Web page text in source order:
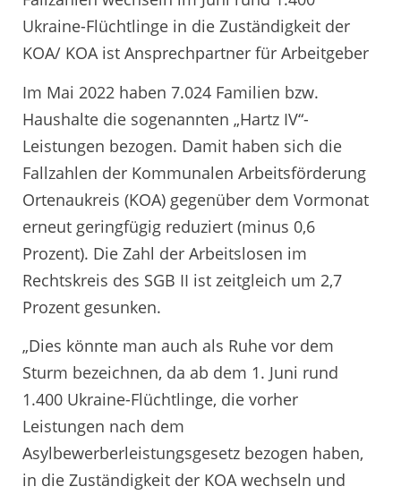
Ukraine-Flüchtlinge in die Zuständigkeit der
KOA/ KOA ist Ansprechpartner für Arbeitgeber
Im Mai 2022 haben 7.024 Familien bzw.
Haushalte die sogenannten „Hartz IV“-
Leistungen bezogen. Damit haben sich die
Fallzahlen der Kommunalen Arbeitsförderung
Ortenaukreis (KOA) gegenüber dem Vormonat
erneut geringfügig reduziert (minus 0,6
Prozent). Die Zahl der Arbeitslosen im
Rechtskreis des SGB II ist zeitgleich um 2,7
Prozent gesunken.
„Dies könnte man auch als Ruhe vor dem
Sturm bezeichnen, da ab dem 1. Juni rund
1.400 Ukraine-Flüchtlinge, die vorher
Leistungen nach dem
Asylbewerberleistungsgesetz bezogen haben,
in die Zuständigkeit der KOA wechseln und